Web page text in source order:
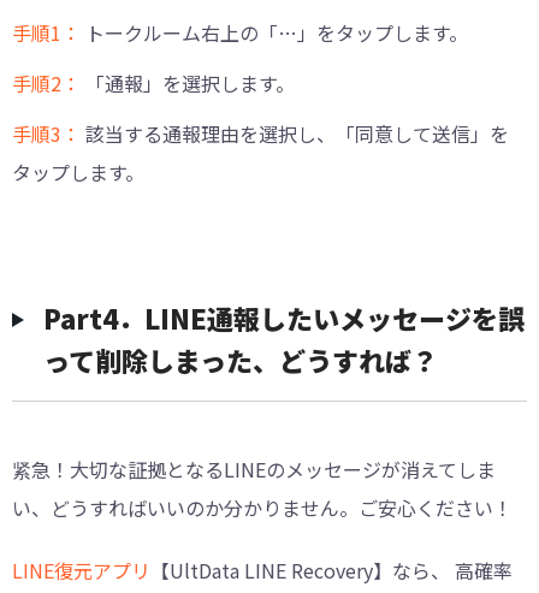
手順1：
トークルーム右上の「…」をタップします。
手順2：
「通報」を選択します。
手順3： 該当する通報理由を選択し、「同意して送信」を
タップします。
Part4．LINE通報したいメッセージを誤
って削除しまった、どうすれば？
紧急！大切な証拠となるLINEのメッセージが消えてしま
い、どうすればいいのか分かりません。ご安心ください！
LINE復元アプリ 【UltData LINE Recovery】なら、 高確率